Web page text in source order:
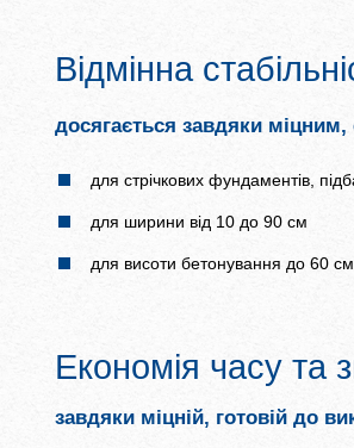
Відмінна
досягається завдяки
для стрічкових фундаментів,
для ширини від 10 до 90 см
для висоти бетонування до 60 см
Економія часу та
завдяки міцній, готовій до